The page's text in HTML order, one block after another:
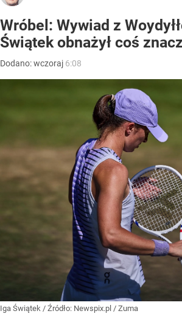
Wróbel: Wywiad z
Świątek obnażył coś
Dodano:wczoraj 6:08
Iga Świątek / Źródło: Newspix.pl / Zuma